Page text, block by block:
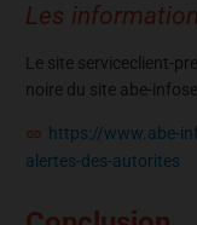
Les
Le site serviceclient-
noire du site abe-
https://www.abe-
alertes-des-autorites